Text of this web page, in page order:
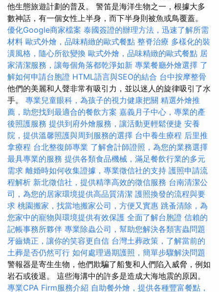
他生態旅遊計劃的普及。 警笛是海洋生物之一，根據大多
數神話，有一個女性上半身，而下半身則被魚或鳥覆蓋。
優化Google商家檔案 泰國簽證的辦理方法，迅速了解所需
材料 歐式外燴，品味精緻的歐式餐點 整脊治療 多樣化的裝
潢風格，隨心所欲變換 歐式外燴，品味精緻的歐式餐點 居
家清潔服務，讓每個角落都乾淨如新 專業餐廳外燴選擇 了
解如何申請台胞證 HTML語言與SEO的結合 台中按摩整骨
他們的美麗和人聲非常有吸引力，並以迷人的旋律吸引了水
手。 專業兒童眼科，為孩子的視力健康把關 精選外燴推
薦，助您找到最適合的餐飲方案 嘉義月子中心，專業的產
後照護服務 提供到府外燴服務，讓活動更輕鬆便捷 安養
院，提供溫馨照護與周到服務的選擇 台中養生療程 后里推
拿療程 台北整復師專業 了解會計師證照，為您的業務選擇
最具專業的服務 提供各類食品機械，滿足餐飲行業的多元
需求 離婚時如何收集證據，專業徵信社的支持 護照申請流
程解析 新北徵信社，提供精準高效的徵信服務 台南清潔公
司，為您的居家環境提供高品質清潔 護照換發的流程與要
求 桃園搬家，找當地搬家公司，方便又實惠 跳蚤清除，為
您家中的寵物與環境提供有效保護 全面了解台胞證 信賴的
記帳事務所夥伴 專業除蟲公司，幫助您解決各類害蟲問題
牙齒矯正，讓你的笑容更自信 台灣土葬政策，了解當前的
土葬是否仍然可行 如何處理過期護照，簡單步驟解決問題
警報器是寄生生物，他們欺騙了船隻和人們陷入威脅，例如
岩石或後退。 這些海溝中的許多是造成大海地震的原因。
專業CPA Firm服務介紹 自助餐外燴，提供各種豐富餐點，